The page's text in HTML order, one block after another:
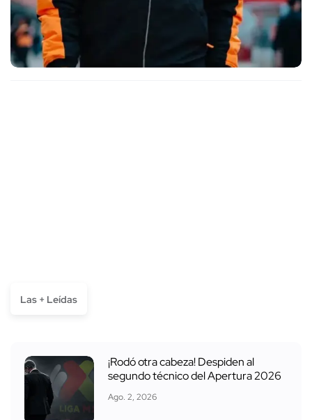
Las + Leídas
¡Rodó otra cabeza! Despiden al
segundo técnico del Apertura 2026
Ago. 2, 2026